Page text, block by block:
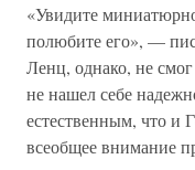
«Увидите
полюбите его», —
Ленц, однако, не
не нашел себе
естественным, что и
всеобщее внимание